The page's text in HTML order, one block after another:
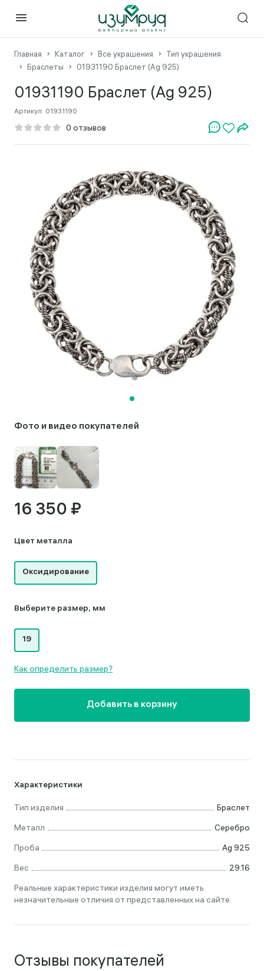
Главная Каталог Все украшения
Тип украшения
Браслеты
01931190 Браслет (Ag 925)
01931190 Браслет (Ag 925)
Артикул: 01931190
Фото и видео покупателей
Характеристики
Тип изделия
Браслет
Металл
Серебро
Проба
Ag 925
Вес
29.16
Реальные характеристики изделия могут иметь
незначительные отличия от представленных на сайте.
16 350 ₽
Цвет металла
Оксидирование
Выберите размер, мм
19
Как определить размер?
Добавить в корзину
Отзывы покупателей